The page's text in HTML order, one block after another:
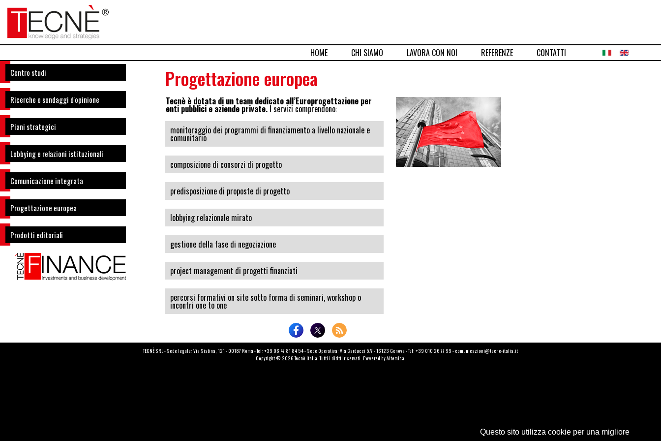
Questo sito utilizza cookie per una migliore
HOME CHI SIAMO LAVORA CON NOI REFERENZE CONTATTI
Progettazione europea
Tecnè è dotata di un team dedicato all’Europrogettazione per
enti pubblici e aziende private. I servizi comprendono:
monitoraggio dei programmi di finanziamento a livello nazionale e
comunitario
composizione di consorzi di progetto
predisposizione di proposte di progetto
lobbying relazionale mirato
gestione della fase di negoziazione
project management di progetti finanziati
percorsi formativi on site sotto forma di seminari, workshop o
incontri one to one
Centro studi
Ricerche e sondaggi d'opinione
Piani strategici
Lobbying e relazioni istituzionali
Comunicazione integrata
Progettazione europea
Prodotti editoriali
TECNÈ SRL - Sede legale: Via Sistina, 121 - 00187 Roma - Tel: +39 06 47 81 84 54 - Sede Operativa: Via Carducci 5/7 - 16123 Genova - Tel: +39 010 26 77 99 - comunicazioni@tecne-italia.it
Copyright © 2026 Tecnè Italia. Tutti i diritti riservati. Powered byAltemica.